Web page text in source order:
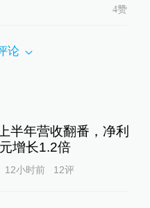
4赞
论
半年营收翻番，净利
增长1.2倍
12小时前 12评